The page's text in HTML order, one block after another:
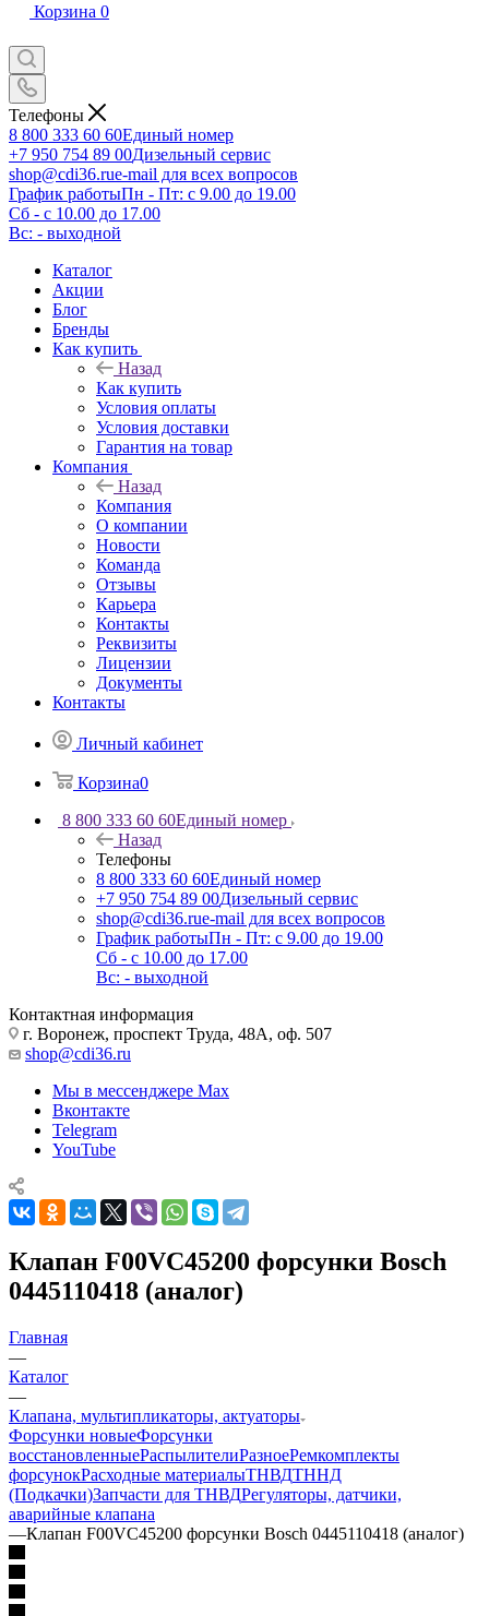
Корзина 0
Телефоны
8 800 333 60 60Единый номер
+7 950 754 89 00Дизельный сервис
shop@cdi36.rue-mail для всех вопросов
График работыПн - Пт: с 9.00 до 19.00
Сб - с 10.00 до 17.00
Вс: - выходной
Каталог
Акции
Блог
Бренды
Как купить
Назад
Как купить
Условия оплаты
Условия доставки
Гарантия на товар
Компания
Назад
Компания
О компании
Новости
Команда
Отзывы
Карьера
Контакты
Реквизиты
Лицензии
Документы
Контакты
Личный кабинет
Корзина0
8 800 333 60 60Единый номер
Назад
Телефоны
8 800 333 60 60Единый номер
+7 950 754 89 00Дизельный сервис
shop@cdi36.rue-mail для всех вопросов
График работыПн - Пт: с 9.00 до 19.00
Сб - с 10.00 до 17.00
Вс: - выходной
Контактная информация
г. Воронеж, проспект Труда, 48А, оф. 507
shop@cdi36.ru
Мы в мессенджере Max
Вконтакте
Telegram
YouTube
Клапан F00VC45200 форсунки Bosch
0445110418 (аналог)
Главная
—
Каталог
—
Клапана, мультипликаторы, актуаторы
Форсунки новыеФорсунки
восстановленныеРаспылителиРазноеРемкомплекты
форсунокРасходные материалыТНВДТННД
(Подкачки)Запчасти для ТНВДРегуляторы, датчики,
аварийные клапана
—Клапан F00VC45200 форсунки Bosch 0445110418 (аналог)